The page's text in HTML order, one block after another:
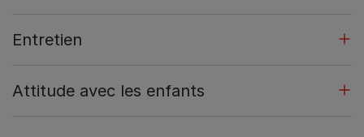
Entretien
Attitude avec les enfants